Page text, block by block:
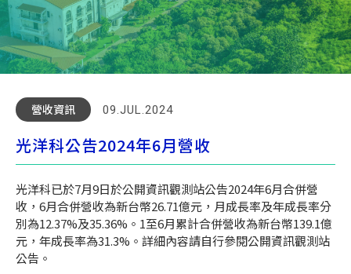
營收資訊 09.JUL.2024
光洋科公告2024年6月營收
光洋科已於7月9日於公開資訊觀測站公告2024年6月合併營
收，6月合併營收為新台幣26.71億元，月成長率及年成長率分
別為12.37%及35.36%。1至6月累計合併營收為新台幣139.1億
元，年成長率為31.3%。詳細內容請自行參閱公開資訊觀測站
公告。